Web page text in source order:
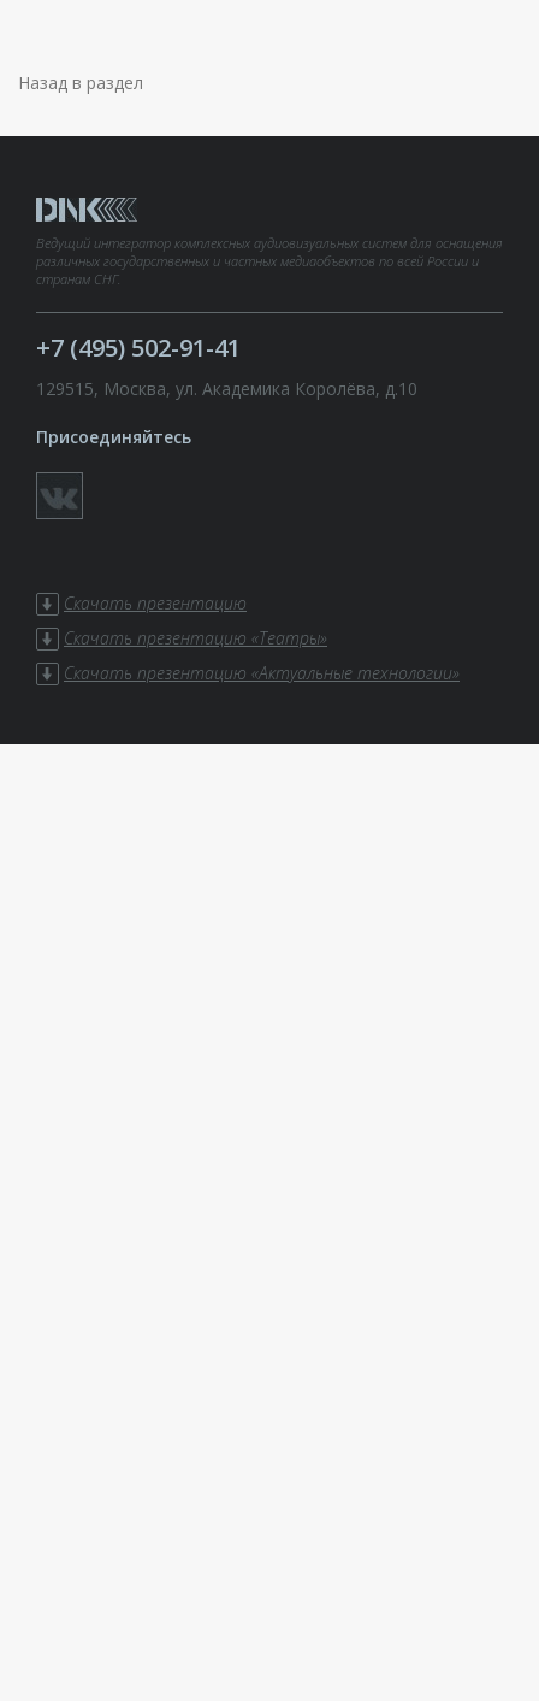
Назад в раздел
Ведущий интегратор комплексных аудиовизуальных систем для оснащения
различных государственных и частных медиаобъектов по всей России и
странам СНГ.
+7 (495) 502-91-41
129515, Москва, ул. Академика Королёва, д.10
Присоединяйтесь
Скачать презентацию
Скачать презентацию «Театры»
Скачать презентацию «Актуальные технологии»